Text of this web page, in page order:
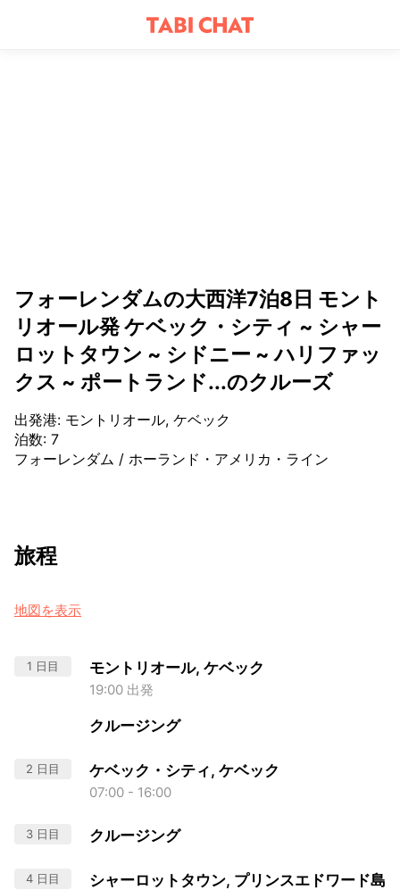
フォーレンダムの大西洋7泊8日 モント
リオール発 ケベック・シティ ~ シャー
ロットタウン ~ シドニー ~ ハリファッ
クス ~ ポートランド...のクルーズ
出発港: モントリオール, ケベック
泊数: 7
フォーレンダム / ホーランド・アメリカ・ライン
旅程
地図を表示
1 日目 モントリオール, ケベック
19:00 出発
クルージング
2 日目 ケベック・シティ, ケベック
07:00 - 16:00
3 日目 クルージング
4 日目 シャーロットタウン, プリンスエドワード島